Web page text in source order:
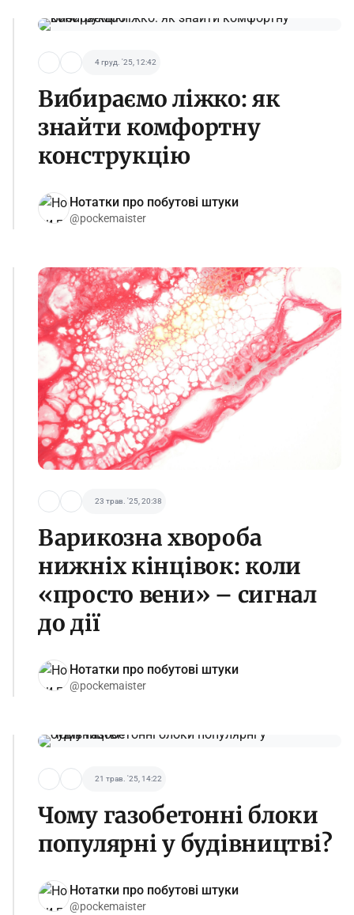
4 груд. '25, 12:42
Вибираємо ліжко: як
знайти комфортну
конструкцію
Нотатки про побутові штуки
@pockemaister
23 трав. '25, 20:38
Варикозна хвороба
нижніх кінцівок: коли
«просто вени» – сигнал
до дії
Нотатки про побутові штуки
@pockemaister
21 трав. '25, 14:22
Чому газобетонні блоки
популярні у будівництві?
Нотатки про побутові штуки
@pockemaister